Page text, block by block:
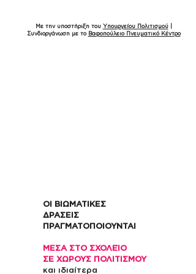
Με την υποστήριξη του Υπουργείου Πολιτισμού|
Συνδιοργάνωση με το Βαφοπούλειο Πνευματικό Κέντρο
ΟΙ ΒΙΩΜΑΤΙΚΕΣ
ΔΡΑΣΕΙΣ
ΠΡΑΓΜΑΤΟΠΟΙΟΥΝΤΑΙ
ΜΕΣΑ ΣΤΟ ΣΧΟΛΕΊΟ
ΣΕ ΧΩΡΟΥΣ ΠΟΛΙΤΙΣΜΟΥ
και ιδιαίτερα